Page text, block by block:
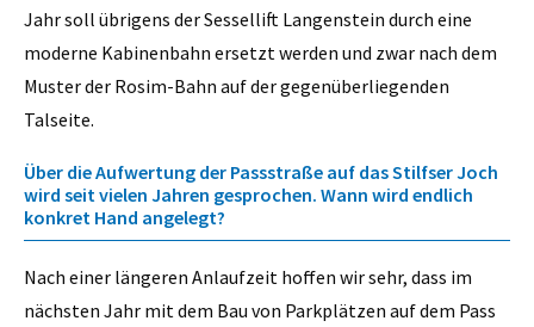
Jahr soll übrigens der Sessellift Langenstein durch eine
moderne Kabinenbahn ersetzt werden und zwar nach dem
Muster der Rosim-Bahn auf der gegenüberliegenden
Talseite.
Über die Aufwertung der Passstraße auf das Stilfser Joch
wird seit vielen Jahren gesprochen. Wann wird endlich
konkret Hand angelegt?
Nach einer längeren Anlaufzeit hoffen wir sehr, dass im
nächsten Jahr mit dem Bau von Parkplätzen auf dem Pass